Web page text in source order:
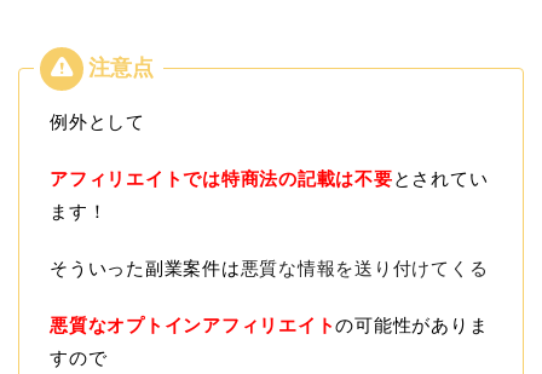
例外として
アフィリエイトでは特商法の記載は不要とされてい
ます！
そういった副業案件は悪質な情報を送り付けてくる
悪質なオプトインアフィリエイトの可能性がありま
すので